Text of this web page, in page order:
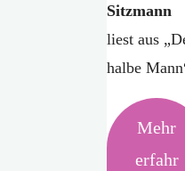
Sitzmann
liest aus
halbe
Mehr
erfahr